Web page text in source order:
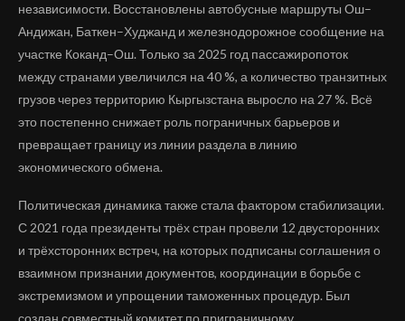
независимости. Восстановлены автобусные маршруты Ош–
Андижан, Баткен–Худжанд и железнодорожное сообщение на
участке Коканд–Ош. Только за 2025 год пассажиропоток
между странами увеличился на 40 %, а количество транзитных
грузов через территорию Кыргызстана выросло на 27 %. Всё
это постепенно снижает роль пограничных барьеров и
превращает границу из линии раздела в линию
экономического обмена.
Политическая динамика также стала фактором стабилизации.
С 2021 года президенты трёх стран провели 12 двусторонних
и трёхсторонних встреч, на которых подписаны соглашения о
взаимном признании документов, координации в борьбе с
экстремизмом и упрощении таможенных процедур. Был